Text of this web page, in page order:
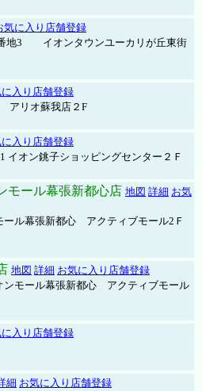
気に入り店舗登録
地3 イオンタウンユーカリが丘東街
に入り店舗登録
アリオ蘇我店２F
に入り店舗登録
イオン銚子ショッピングセンター２Ｆ
モール幕張新都心店 地図 詳細 お気
ル幕張新都心 アクティブモール2Ｆ
地図 詳細 お気に入り店舗登録
ンモール幕張新都心 アクティブモール
に入り店舗登録
細 お気に入り店舗登録